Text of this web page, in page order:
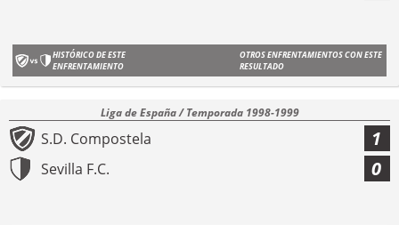
HISTÓRICO DE ESTE
ENFRENTAMIENTO
OTROS ENFRENTAMIENTOS CON ESTE
RESULTADO
Liga de España / Temporada 1998-1999
S.D. Compostela 1
Sevilla F.C. 0